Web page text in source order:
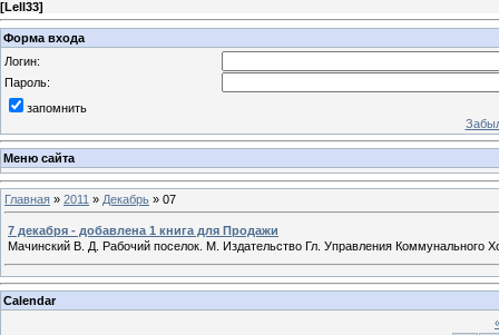
[Lell33]
Форма входа
Логин:
Пароль:
запомнить
Меню сайта
Главная » 2011 » Декабрь » 07
7 декабря - добавлена 1 книга для Продажи
Мачинский В. Д. Рабочий поселок. М. Издательство Гл. Управления Коммунального
Calendar